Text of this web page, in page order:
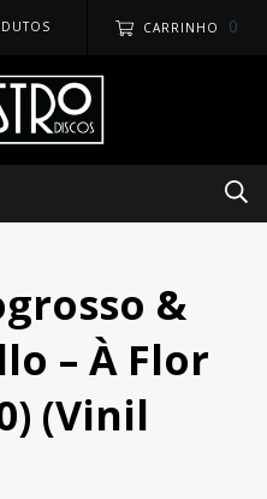
CARRINHO 0
&
– À Flor
(Vinil